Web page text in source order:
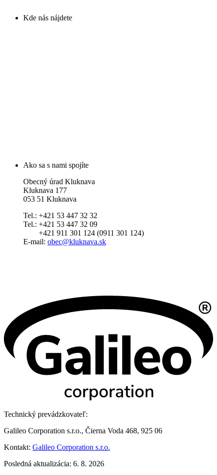
Kde nás nájdete
Ako sa s nami spojíte
Obecný úrad Kluknava
Kluknava 177
053 51 Kluknava
Tel.: +421 53 447 32 32
Tel.: +421 53 447 32 09
+421 911 301 124 (0911 301 124)
E-mail: obec@kluknava.sk
Technický prevádzkovateľ:
Galileo Corporation s.r.o., Čierna Voda 468, 925 06
Kontakt: Galileo Corporation s.r.o.
Posledná aktualizácia: 6. 8. 2026